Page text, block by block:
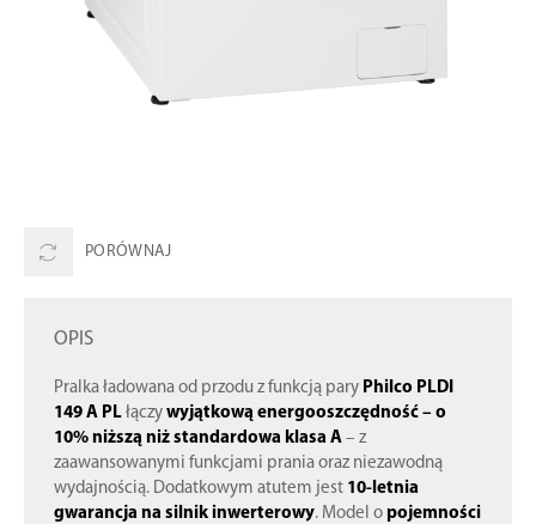
PORÓWNAJ
OPIS
Pralka ładowana od przodu z funkcją pary Philco PLDI
149 A PL łączy wyjątkową energooszczędność – o
10% niższą niż standardowa klasa A – z
zaawansowanymi funkcjami prania oraz niezawodną
wydajnością. Dodatkowym atutem jest 10-letnia
gwarancja na silnik inwerterowy. Model o pojemności